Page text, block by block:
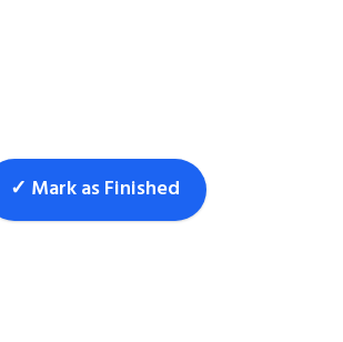
✓ Mark as Finished